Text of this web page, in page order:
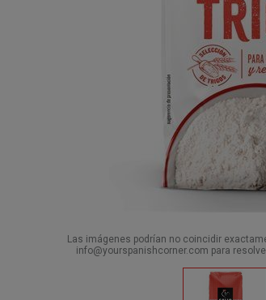
Las imágenes podrían no coincidir
info@yourspanishcorner.com para